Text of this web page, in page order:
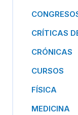
CRÍTICAS
CRÓNICAS
CURSOS
FÍSICA
MEDICINA